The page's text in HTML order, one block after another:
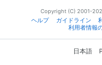
Copyright (C) 2001-
ヘルプ
ガイドライン
利用者情報
日本語